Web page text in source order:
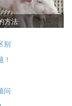
方法
别
问